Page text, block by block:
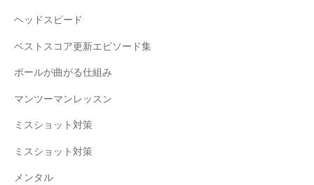
ヘッドスピード
ベストスコア更新エピソード集
ボールが曲がる仕組み
マンツーマンレッスン
ミスショット対策
ミスショット対策
メンタル